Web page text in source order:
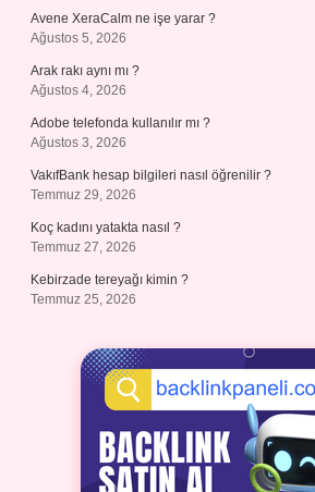
Avene XeraCalm ne işe yarar ?
Ağustos 5, 2026
Arak rakı aynı mı ?
Ağustos 4, 2026
Adobe telefonda kullanılır mı ?
Ağustos 3, 2026
VakıfBank hesap bilgileri nasıl öğrenilir ?
Temmuz 29, 2026
Koç kadını yatakta nasıl ?
Temmuz 27, 2026
Kebirzade tereyağı kimin ?
Temmuz 25, 2026